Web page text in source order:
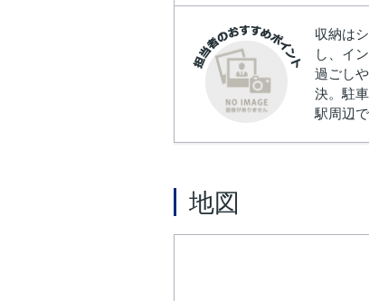
収納は
し、イ
過ごし
決。駐
駅周辺
地図